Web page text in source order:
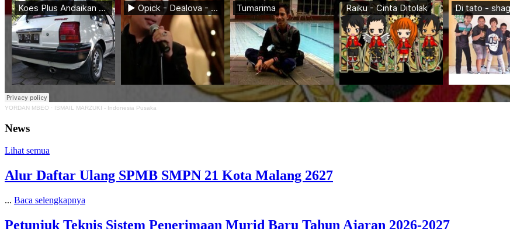
YORDAN MBEO · ISMAIL MARZUKI - Indonesia Pusaka
News
Lihat semua
Alur Daftar Ulang SPMB SMPN 21 Kota Malang 2627
... Baca selengkapnya
Petunjuk Teknis Sistem Penerimaan Murid Baru Tahun Ajaran 2026-2027